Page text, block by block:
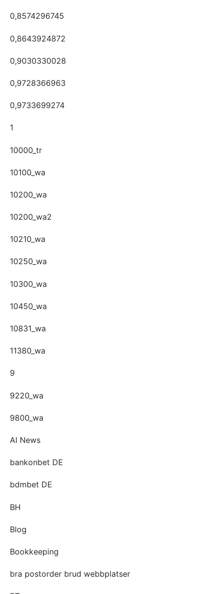
0,8574296745
0,8643924872
0,9030330028
0,9728366963
0,9733699274
1
10000_tr
10100_wa
10200_wa
10200_wa2
10210_wa
10250_wa
10300_wa
10450_wa
10831_wa
11380_wa
9
9220_wa
9800_wa
AI News
bankonbet DE
bdmbet DE
BH
Blog
Bookkeeping
bra postorder brud webbplatser